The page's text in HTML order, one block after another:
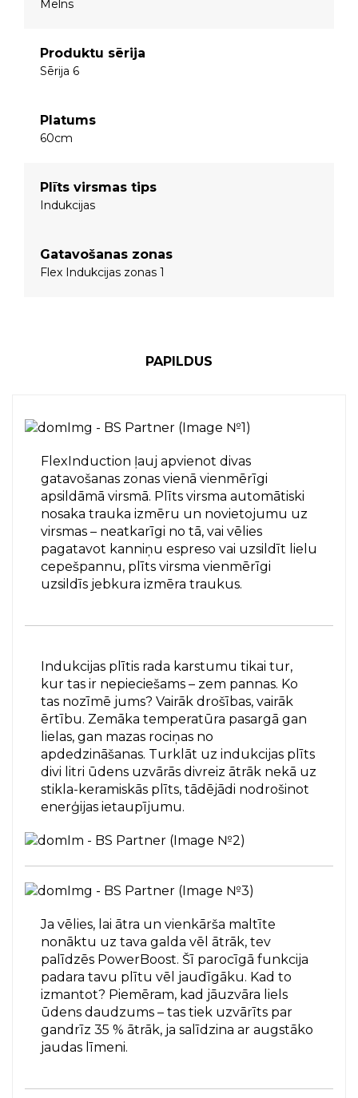
Melns
Produktu sērija
Sērija 6
Platums
60cm
Plīts virsmas tips
Indukcijas
Gatavošanas zonas
Flex Indukcijas zonas 1
PAPILDUS
FlexInduction ļauj apvienot divas
gatavošanas zonas vienā vienmērīgi
apsildāmā virsmā. Plīts virsma automātiski
nosaka trauka izmēru un novietojumu uz
virsmas – neatkarīgi no tā, vai vēlies
pagatavot kanniņu espreso vai uzsildīt lielu
cepešpannu, plīts virsma vienmērīgi
uzsildīs jebkura izmēra traukus.
Indukcijas plītis rada karstumu tikai tur,
kur tas ir nepieciešams – zem pannas. Ko
tas nozīmē jums? Vairāk drošības, vairāk
ērtību. Zemāka temperatūra pasargā gan
lielas, gan mazas rociņas no
apdedzināšanas. Turklāt uz indukcijas plīts
divi litri ūdens uzvārās divreiz ātrāk nekā uz
stikla-keramiskās plīts, tādējādi nodrošinot
enerģijas ietaupījumu.
Ja vēlies, lai ātra un vienkārša maltīte
nonāktu uz tava galda vēl ātrāk, tev
palīdzēs PowerBoost. Šī parocīgā funkcija
padara tavu plītu vēl jaudīgāku. Kad to
izmantot? Piemēram, kad jāuzvāra liels
ūdens daudzums – tas tiek uzvārīts par
gandrīz 35 % ātrāk, ja salīdzina ar augstāko
jaudas līmeni.